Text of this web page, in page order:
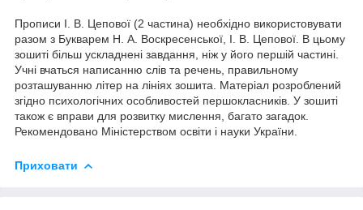
Прописи І. В. Цепової (2 частина) необхідно використовувати
разом з Букварем Н. А. Воскресенської, І. В. Цепової. В цьому
зошиті більш ускладнені завдання, ніж у його першій частині.
Учні вчаться написанню слів та речень, правильному
розташуванню літер на лініях зошита. Матеріал розроблений
згідно психологічних особливостей першокласників. У зошиті
також є вправи для розвитку мислення, багато загадок.
Рекомендовано Міністерством освіти і науки України.
Приховати